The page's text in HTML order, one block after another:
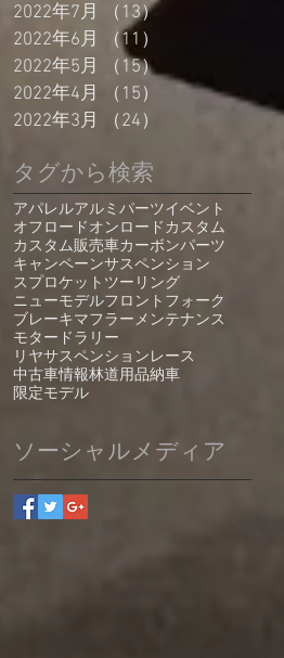
2022年7月
（13）
2022年6月
（11）
2022年5月
（15）
2022年4月
（15）
15件の記事
2022年3月
（24）
タグから検索
アパレルアルミパーツイベント
オフロードオンロードカスタム
カスタム販売車カーボンパーツ
キャンペーンサスペンション
スプロケット ツーリング
ニューモデルフロントフォーク
ブレーキマフラーメンテナンス
モタードラリー
リヤサスペンションレース
中古車情報林道用品納車
限定モデル
ソーシャルメディア